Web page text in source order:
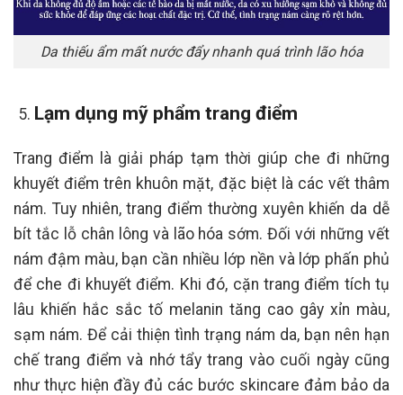
Da thiếu ẩm mất nước đẩy nhanh quá trình lão hóa
Lạm dụng mỹ phẩm trang điểm
Trang điểm là giải pháp tạm thời giúp che đi những
khuyết điểm trên khuôn mặt, đặc biệt là các vết thâm
nám. Tuy nhiên, trang điểm thường xuyên khiến da dễ
bít tắc lỗ chân lông và lão hóa sớm. Đối với những vết
nám đậm màu, bạn cần nhiều lớp nền và lớp phấn phủ
để che đi khuyết điểm. Khi đó, cặn trang điểm tích tụ
lâu khiến hắc sắc tố melanin tăng cao gây xỉn màu,
sạm nám. Để cải thiện tình trạng nám da, bạn nên hạn
chế trang điểm và nhớ tẩy trang vào cuối ngày cũng
như thực hiện đầy đủ các bước skincare đảm bảo da